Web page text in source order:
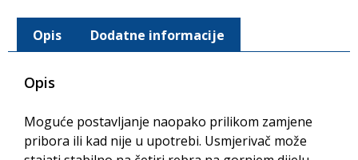
Opis Dodatne informacije
Opis
Moguće postavljanje naopako prilikom zamjene
pribora ili kad nije u upotrebi. Usmjerivač može